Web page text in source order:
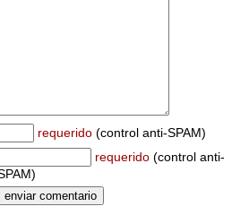
requerido (control anti-SPAM)
requerido (control anti-